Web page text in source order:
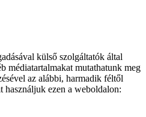
külső szolgáltatók által
médiatartalmakat mutathatunk meg
az alábbi, harmadik féltől
használjuk ezen a weboldalon: